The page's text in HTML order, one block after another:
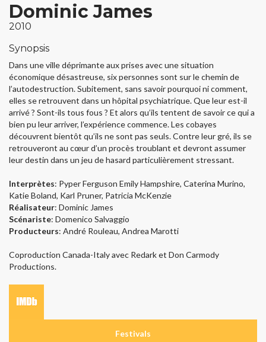
Dominic James
2010
Synopsis
Dans une ville déprimante aux prises avec une situation
économique désastreuse, six personnes sont sur le chemin de
l’autodestruction. Subitement, sans savoir pourquoi ni comment,
elles se retrouvent dans un hôpital psychiatrique. Que leur est-il
arrivé ? Sont-ils tous fous ? Et alors qu’ils tentent de savoir ce qui a
bien pu leur arriver, l’expérience commence. Les cobayes
découvrent bientôt qu’ils ne sont pas seuls. Contre leur gré, ils se
retrouveront au cœur d’un procès troublant et devront assumer
leur destin dans un jeu de hasard particulièrement stressant.
Interprètes: Pyper Ferguson Emily Hampshire, Caterina Murino,
Katie Boland, Karl Pruner, Patricia McKenzie
Réalisateur: Dominic James
Scénariste: Domenico Salvaggio
Producteurs: André Rouleau, Andrea Marotti
Coproduction Canada-Italy avec Redark et Don Carmody
Productions.
Festivals